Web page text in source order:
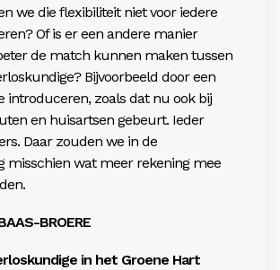
we die flexibiliteit niet voor iedere
Of is er een andere manier
de match kunnen maken tussen
Bijvoorbeeld door een
introduceren, zoals dat nu ook bij
en huisartsen gebeurt. Ieder
Daar zouden we in de
misschien wat meer rekening mee
BROERE
in het Groene Hart